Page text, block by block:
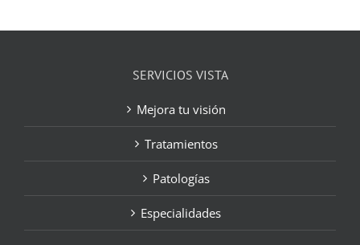
SERVICIOS VISTA
Mejora tu visión
Tratamientos
Patologías
Especialidades